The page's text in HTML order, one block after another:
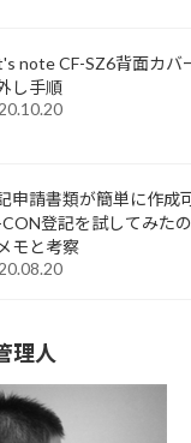
note CF-SZ6背面カバ
し手順
申請書類が簡単に作成
登記を試してみた
モと考察
理人